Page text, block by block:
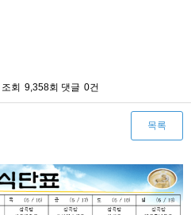
조회 9,358회 댓글 0건
목록